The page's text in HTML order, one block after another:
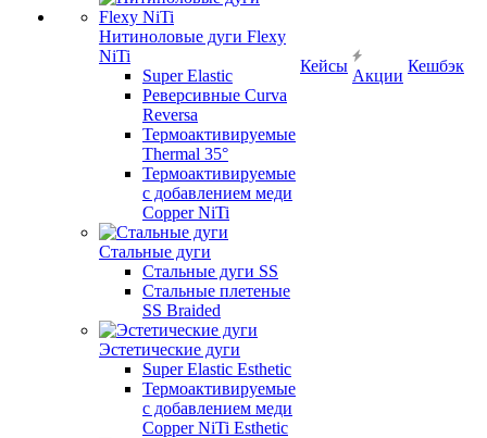
Нитиноловые дуги Flexy
NiTi
Super Elastic
Реверсивные Curva
Reversa
Термоактивируемые
Thermal 35°
Термоактивируемые
с добавлением меди
Copper NiTi
Стальные дуги
Стальные дуги SS
Стальные плетеные
SS Braided
Эстетические дуги
Super Elastic Esthetic
Термоактивируемые
с добавлением меди
Copper NiTi Esthetic
Кейсы
Акции
Кешбэк